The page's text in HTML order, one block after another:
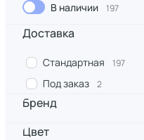
В наличии 197
Доставка
Стандартная 197
Под заказ 2
Бренд
Цвет